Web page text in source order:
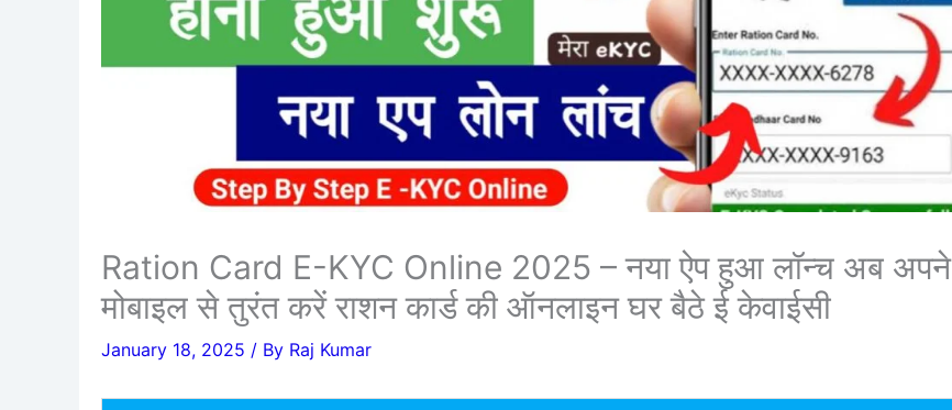
Ration Card E-KYC Online 2025 – नया ऐप हुआ लॉन्च अब अपने
मोबाइल से तुरंत करें राशन कार्ड की ऑनलाइन घर बैठे ई केवाईसी
January 18, 2025 / By Raj Kumar